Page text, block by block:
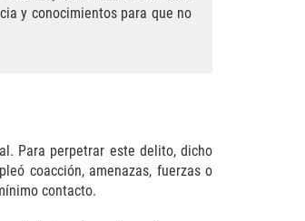
y conocimientos para que no
Para perpetrar este delito, dicho
coacción, amenazas, fuerzas o
contacto.